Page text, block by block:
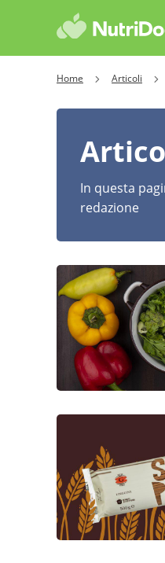
Home Articoli
In questa
redazione